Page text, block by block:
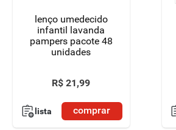
lenço umedecido
infantil lavanda
pampers pacote 48
unidades
R$ 21,99
lista comprar